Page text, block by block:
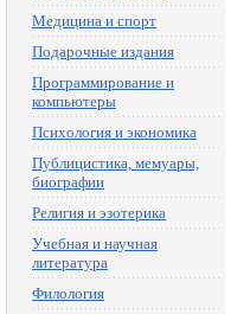
Медицина и спорт
Подарочные издания
Программирование и
компьютеры
Психология и экономика
Публицистика, мемуары,
биографии
Религия и эзотерика
Учебная и научная
литература
Филология